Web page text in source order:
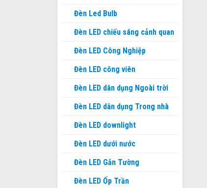
Đèn Led Bulb
Đèn LED chiếu sáng cảnh quan
Đèn LED Công Nghiệp
Đèn LED công viên
Đèn LED dân dụng Ngoài trời
Đèn LED dân dụng Trong nhà
Đèn LED downlight
Đèn LED dưới nước
Đèn LED Gắn Tường
Đèn LED Ốp Trần